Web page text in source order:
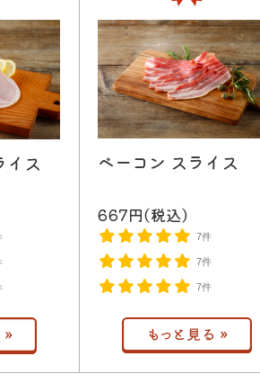
イス ベーコン スライス
667円(税込)
7件
7件
7件